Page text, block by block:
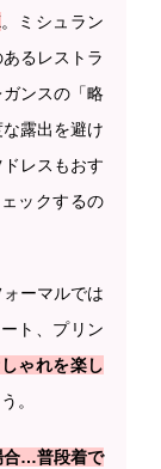
。ミシュラン
るレストラ
ンスの「略
露出を避け
レスもおす
ックするの
ーマルでは
ト、プリン
ゃれを楽し
。
合…普段着で